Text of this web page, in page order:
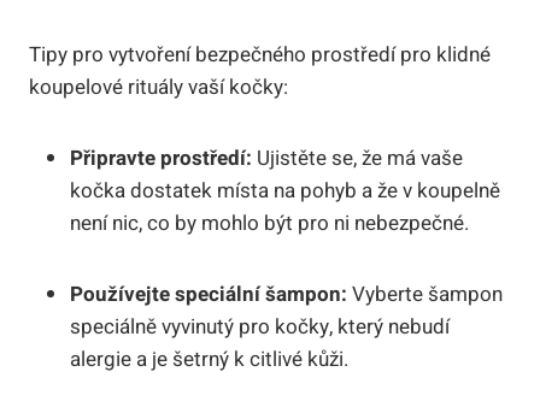
Tipy pro vytvoření bezpečného prostředí pro klidné
koupelové rituály vaší kočky:
Připravte prostředí: Ujistěte se, že má vaše
kočka dostatek místa na pohyb a že v koupelně
není nic, co by mohlo být pro ni nebezpečné.
Používejte speciální šampon: Vyberte šampon
speciálně vyvinutý pro kočky, který nebudí
alergie a je šetrný k citlivé kůži.